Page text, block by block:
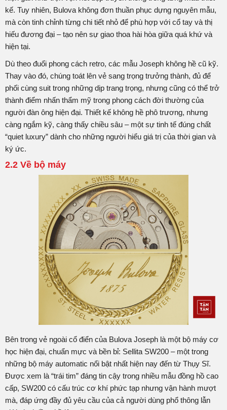
kế. Tuy nhiên, Bulova không đơn thuần phục dựng nguyên mẫu,
mà còn tinh chỉnh từng chi tiết nhỏ để phù hợp với cổ tay và thị
hiếu đương đại – tạo nên sự giao thoa hài hòa giữa quá khứ và
hiện tại.
Dù theo đuổi phong cách retro, các mẫu Joseph không hề cũ kỹ.
Thay vào đó, chúng toát lên vẻ sang trọng trưởng thành, đủ để
phối cùng suit trong những dịp trang trọng, nhưng cũng có thể trở
thành điểm nhấn thẩm mỹ trong phong cách đời thường của
người đàn ông hiện đại. Thiết kế không hề phô trương, nhưng
càng ngắm kỹ, càng thấy chiều sâu – một sự tinh tế đúng chất
“quiet luxury” dành cho những người hiểu giá trị của thời gian và
ký ức.
2.2 Về bộ máy
Bên trong vẻ ngoài cổ điển của Bulova Joseph là một bộ máy cơ
học hiện đại, chuẩn mực và bền bỉ: Sellita SW200 – một trong
những bộ máy automatic nổi bật nhất hiện nay đến từ Thụy Sĩ.
Được xem là “trái tim” đáng tin cậy trong nhiều mẫu đồng hồ cao
cấp, SW200 có cấu trúc cơ khí phức tạp nhưng vận hành mượt
mà, đáp ứng đầy đủ yêu cầu của cả người dùng phổ thông lẫn